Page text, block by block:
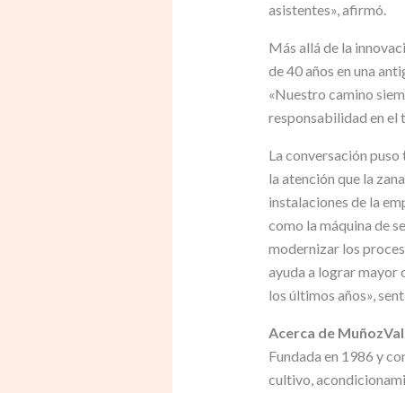
asistentes», afirmó.
Más allá de la
de 40 años en una
«Nuestro camino
responsabilidad en el
La conversación
la atención que la
instalaciones de la
como la máquina de
modernizar los
ayuda a lograr mayor
los últimos años»,
Acerca de MuñozVal
Fundada en 1986 y
cultivo,